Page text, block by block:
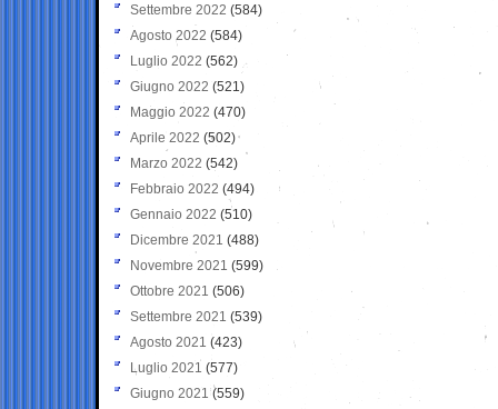
Settembre 2022 (584)
Agosto 2022 (584)
Luglio 2022 (562)
Giugno 2022 (521)
Maggio 2022 (470)
Aprile 2022 (502)
Marzo 2022 (542)
Febbraio 2022 (494)
Gennaio 2022 (510)
Dicembre 2021 (488)
Novembre 2021 (599)
Ottobre 2021 (506)
Settembre 2021 (539)
Agosto 2021 (423)
Luglio 2021 (577)
Giugno 2021(559)